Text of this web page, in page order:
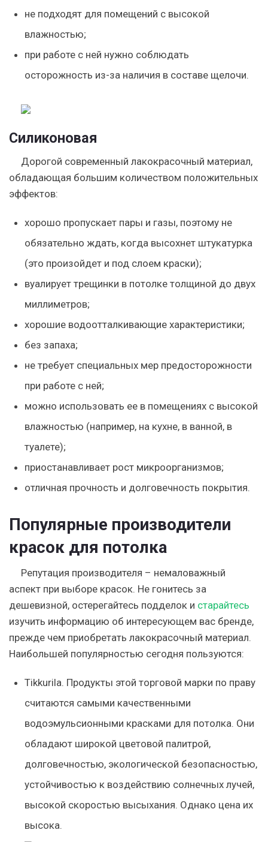
не подходят для помещений с высокой
влажностью;
при работе с ней нужно соблюдать
осторожность из-за наличия в составе щелочи.
Силиконовая
Дорогой современный лакокрасочный материал,
обладающая большим количеством положительных
эффектов:
хорошо пропускает пары и газы, поэтому не
обязательно ждать, когда высохнет штукатурка
(это произойдет и под слоем краски);
вуалирует трещинки в потолке толщиной до двух
миллиметров;
хорошие водоотталкивающие характеристики;
без запаха;
не требует специальных мер предосторожности
при работе с ней;
можно использовать ее в помещениях с высокой
влажностью (например, на кухне, в ванной, в
туалете);
приостанавливает рост микроорганизмов;
отличная прочность и долговечность покрытия.
Популярные производители
красок для потолка
Репутация производителя – немаловажный
аспект при выборе красок. Не гонитесь за
дешевизной, остерегайтесь подделок и старайтесь
изучить информацию об интересующем вас бренде,
прежде чем приобретать лакокрасочный материал.
Наибольшей популярностью сегодня пользуются:
Tikkurila. Продукты этой торговой марки по праву
считаются самыми качественными
водоэмульсионными красками для потолка. Они
обладают широкой цветовой палитрой,
долговечностью, экологической безопасностью,
устойчивостью к воздействию солнечных лучей,
высокой скоростью высыхания. Однако цена их
высока.